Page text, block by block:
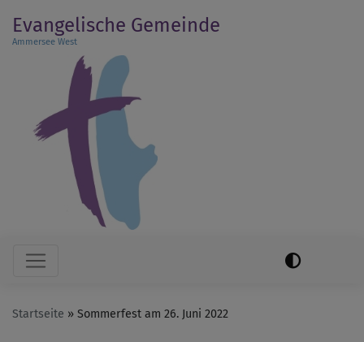
zum
Inhalt
Evangelische Gemeinde
Ammersee West
Hauptnavigation
Startseite Sommerfest am 26. Juni 2022